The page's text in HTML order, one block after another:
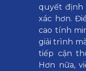
quyết định
xác hơn.
cao tính
giải trình
tiếp cận
Hơn nữa,